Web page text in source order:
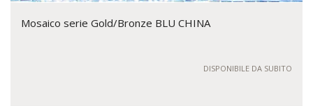
Mosaico serie Gold/Bronze BLU CHINA
DISPONIBILE DA SUBITO